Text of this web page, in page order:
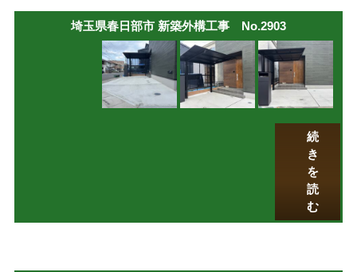
埼玉県春日部市 新築外構工事 No.2903
続
き
を
読
む